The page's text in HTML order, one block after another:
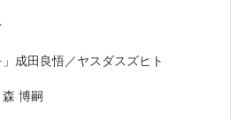
」成田良悟／ヤスダスズヒト
森 博嗣